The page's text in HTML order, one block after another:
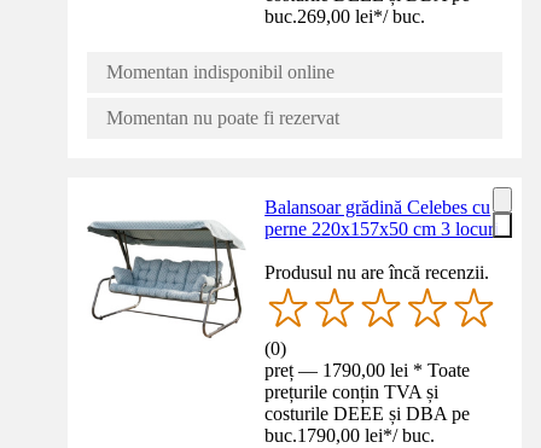
buc.269,00 lei*/ buc.
Momentan indisponibil online
Momentan nu poate fi rezervat
Balansoar grădină Celebes cu
perne 220x157x50 cm 3 locuri
Produsul nu are încă recenzii.
(0)
preț — 1790,00 lei * Toate
prețurile conțin TVA și
costurile DEEE și DBA pe
buc.1790,00 lei*/ buc.